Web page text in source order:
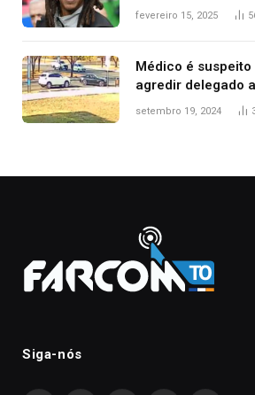
fevereiro 15, 2025
Médico é
agredir delegado
durante confusão
setembro 19, 2024
Siga-nós